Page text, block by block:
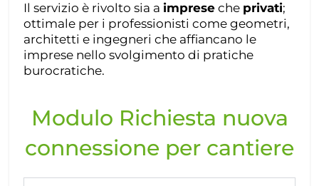
Il servizio è rivolto sia a imprese che privati;
ottimale per i professionisti come geometri,
architetti e ingegneri che affiancano le
imprese nello svolgimento di pratiche
burocratiche.
Modulo Richiesta nuova
connessione per cantiere